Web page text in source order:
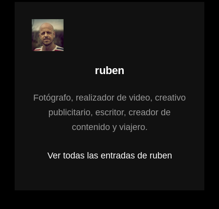
ruben
Fotógrafo, realizador de video, creativo
publicitario, escritor, creador de
contenido y viajero.
Ver todas las entradas de ruben